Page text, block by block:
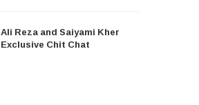
Ali Reza and Saiyami Kher
Exclusive Chit Chat